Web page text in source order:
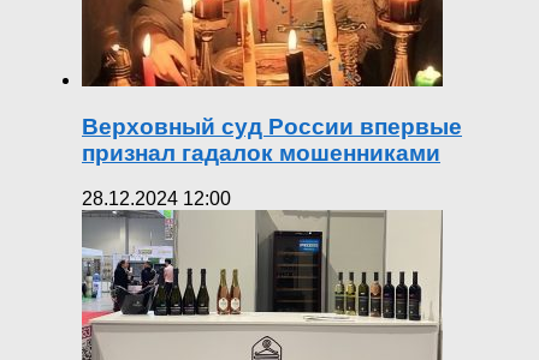
Верховный суд России впервые
признал гадалок мошенниками
28.12.2024 12:00